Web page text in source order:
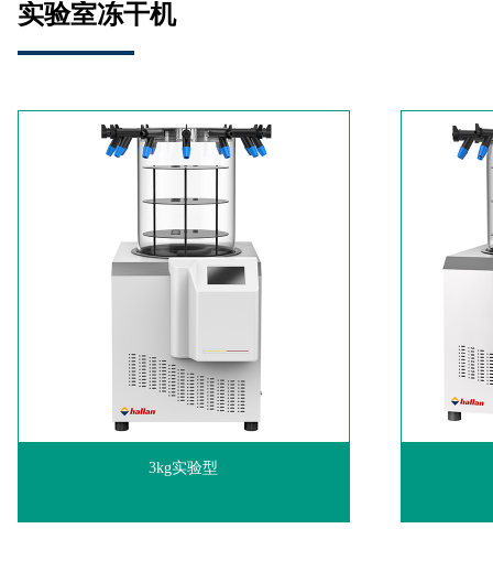
实验室冻干机
3kg实验型